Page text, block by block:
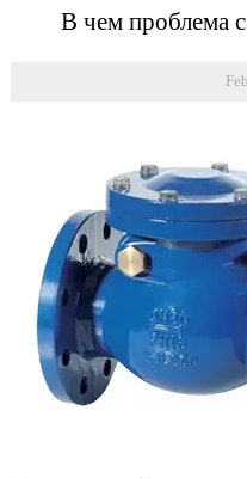
В чем проблема